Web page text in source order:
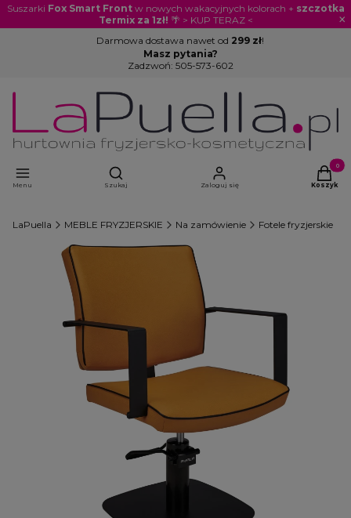
Suszarki Fox Smart Frontw nowych wakacyjnych kolorach + szczotka
Termix za 1zł! 🌴 > KUP TERAZ < ×
Darmowa dostawa nawet od 299 zł!
Masz pytania?
Zadzwoń: 505-573-602
Menu
Otwórz wyszukiwarkę
Szukaj Zaloguj się Koszyk
LaPuella MEBLE FRYZJERSKIE Na zamówienie Fotele fryzjerskie